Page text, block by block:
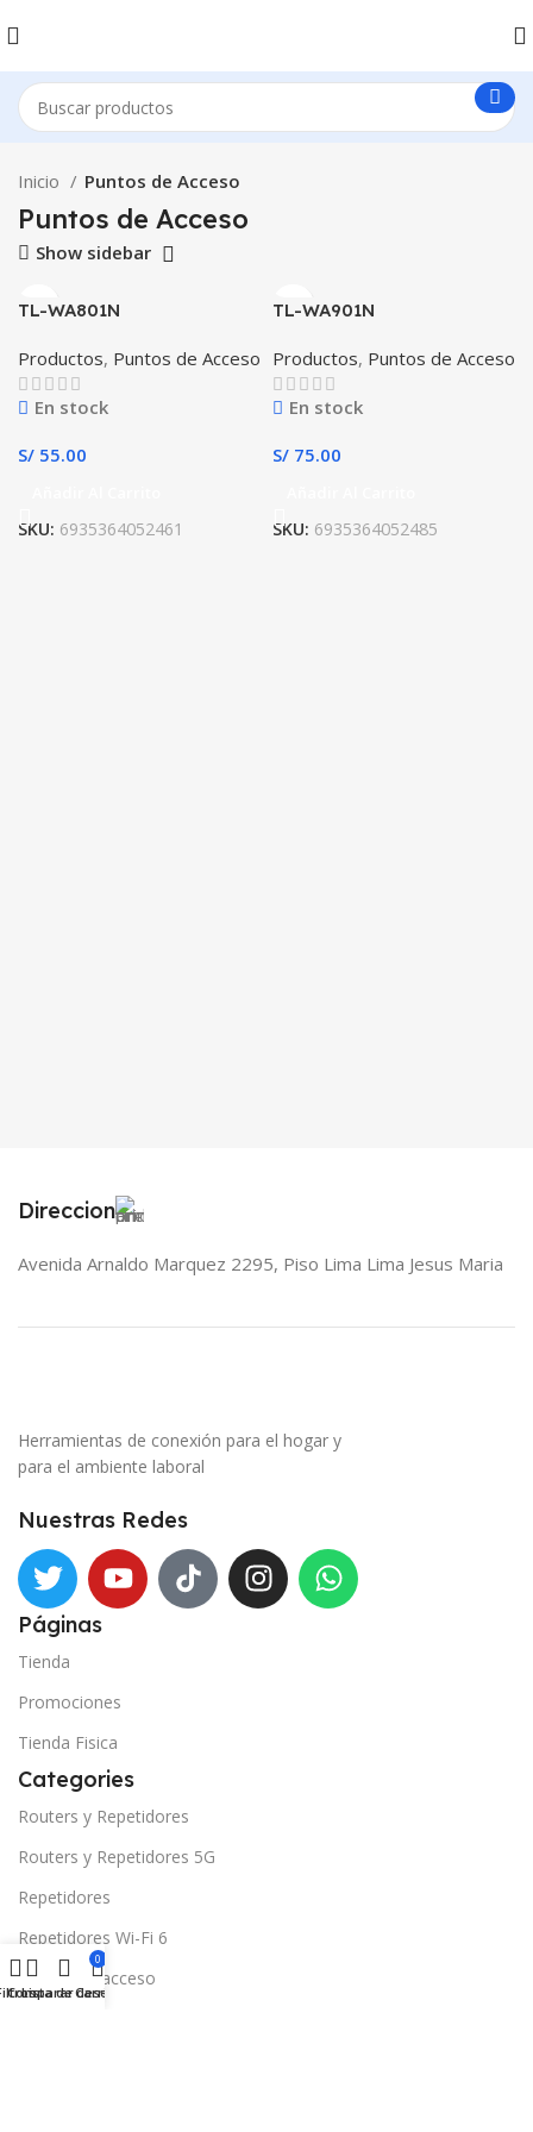
Inicio Puntos de Acceso
Puntos de Acceso
Show sidebar
TL-WA801N
Productos, Puntos de Acceso
En stock
S/ 55.00
SKU: 6935364052461
TL-WA901N
Productos, Puntos de Acceso
En stock
S/ 75.00
SKU: 6935364052485
Direccion
Avenida Arnaldo Marquez 2295, Piso Lima Lima Jesus Maria
Herramientas de conexión para el hogar y
para el ambiente laboral
Nuestras Redes
Páginas
Tienda
Promociones
Tienda Fisica
Categories
Routers y Repetidores
Routers y Repetidores 5G
Repetidores
Repetidores Wi-Fi 6
Puntos de acceso
Comparar
Lista de deseos
0
Carrito